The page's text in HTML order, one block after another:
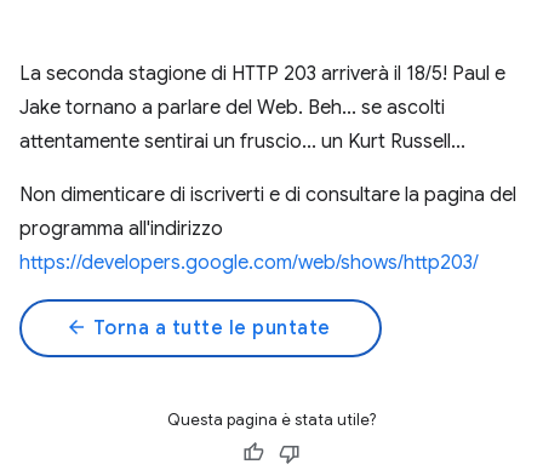
La seconda stagione di HTTP 203 arriverà il 18/5! Paul e
Jake tornano a parlare del Web. Beh... se ascolti
attentamente sentirai un fruscio... un Kurt Russell...
Non dimenticare di iscriverti e di consultare la pagina del
programma all'indirizzo
https://developers.google.com/web/shows/http203/
arrow_back Torna a tutte le puntate
Questa pagina è stata utile?